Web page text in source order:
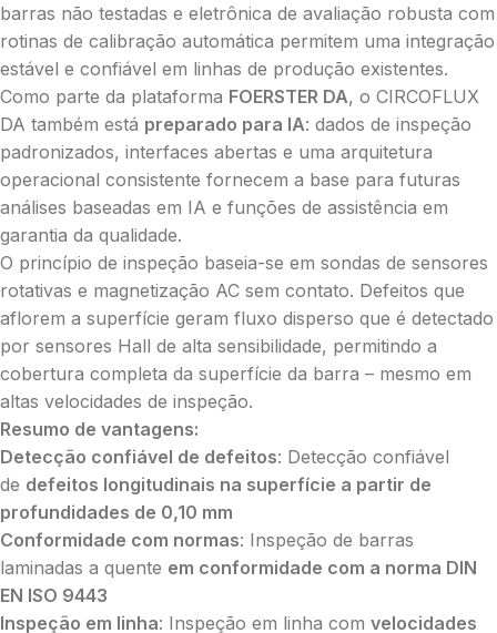
barras não testadas e eletrônica de avaliação robusta com
rotinas de calibração automática permitem uma integração
estável e confiável em linhas de produção existentes.
Como parte da plataforma FOERSTER DA, o CIRCOFLUX
DA também está preparado para IA: dados de inspeção
padronizados, interfaces abertas e uma arquitetura
operacional consistente fornecem a base para futuras
análises baseadas em IA e funções de assistência em
garantia da qualidade.
O princípio de inspeção baseia-se em sondas de sensores
rotativas e magnetização AC sem contato. Defeitos que
aflorem a superfície geram fluxo disperso que é detectado
por sensores Hall de alta sensibilidade, permitindo a
cobertura completa da superfície da barra – mesmo em
altas velocidades de inspeção.
Resumo de vantagens:
Detecção confiável de defeitos: Detecção confiável
de defeitos longitudinais na superfície a partir de
profundidades de 0,10 mm
Conformidade com normas: Inspeção de barras
laminadas a quente em conformidade com a norma DIN
EN ISO 9443
Inspeção em linha: Inspeção em linha com velocidades